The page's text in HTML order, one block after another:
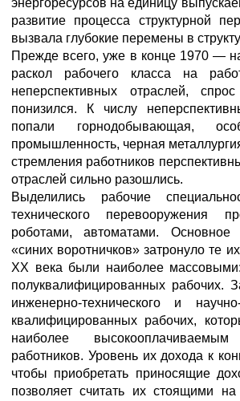
энергоресурсов на единицу
развитие процесса структурной
вызвала глубокие перемены в
Прежде всего, уже в конце 1970 —
раскол рабочего класса на
неперспективных отраслей,
понизился. К числу
попали горнодобывающая,
промышленность, черная
стремления работников
отраслей сильно разошлись.
Выделились рабочие
технического перевооружения
роботами, автоматами. Основное
«синих воротничков» затронуло те
XX века были наиболее
полуквалифицированных рабочих.
инженерно-технического и
квалифицированных рабочих,
наиболее
работников. Уровень их дохода к
чтобы приобретать приносящие
позволяет считать их стоящими